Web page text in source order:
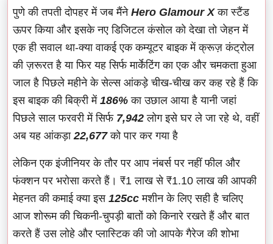
पुणे की तपती दोपहर में जब मैंने Hero Glamour Xका स्टैंड
ऊपर किया और इसके नए डिजिटल कंसोल को देखा तो जेहन में
एक ही सवाल था-क्या वाकई एक कम्यूटर बाइक में क्रूज़ कंट्रोल
की ज़रूरत है या फिर यह सिर्फ मार्केटिंग का एक और चमकता हुआ
जाल है पिछले महीने के सेल्स आंकड़े चीख-चीख कर कह रहे हैं कि
इस बाइक की बिक्री में 186% का उछाल आया है यानी जहां
पिछले साल फरवरी में सिर्फ 7,942 लोग इसे घर ले जा रहे थे, वहीं
अब यह आंकड़ा 22,677को पार कर गया है
लेकिन एक इंजीनियर के तौर पर आप नंबर्स पर नहीं फील और
फंक्शन पर भरोसा करते हैं। ₹1 लाख से ₹1.10 लाख की आपकी
मेहनत की कमाई क्या इस 125cc मशीन के लिए सही है चलिए
आज शोरूम की चिकनी-चुपड़ी बातों को किनारे रखते हैं और बात
करते हैं उस लोहे और प्लास्टिक की जो आपके गैरेज की शोभा